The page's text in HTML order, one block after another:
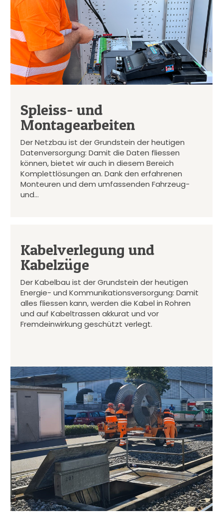
Spleiss- und
Montagearbeiten
Der Netzbau ist der Grundstein der heutigen
Datenversorgung: Damit die Daten fliessen
können, bietet wir auch in diesem Bereich
Komplettlösungen an. Dank den erfahrenen
Monteuren und dem umfassenden Fahrzeug-
und…
Kabelverlegung und
Kabelzüge
Der Kabelbau ist der Grundstein der heutigen
Energie- und Kommunikationsversorgung: Damit
alles fliessen kann, werden die Kabel in Rohren
und auf Kabeltrassen akkurat und vor
Fremdeinwirkung geschützt verlegt.